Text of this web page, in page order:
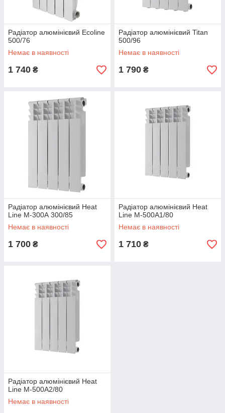
Радіатор алюмінієвий Ecoline
500/76
Немає в наявності
1 740 ₴
Радіатор алюмінієвий Titan
500/96
Немає в наявності
1 790 ₴
Радіатор алюмінієвий Heat
Line М-300А 300/85
Немає в наявності
1 700 ₴
Радіатор алюмінієвий Heat
Line М-500А1/80
Немає в наявності
1 710 ₴
Радіатор алюмінієвий Heat
Line М-500А2/80
Немає в наявності